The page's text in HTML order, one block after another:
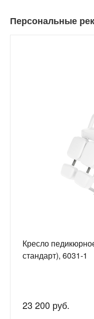
Персональные
Кресло
стандарт), 6031-1
23 200 руб.